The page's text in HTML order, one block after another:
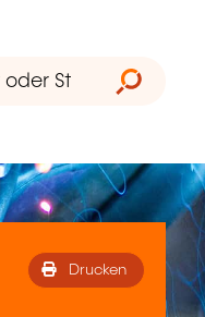
Drucken